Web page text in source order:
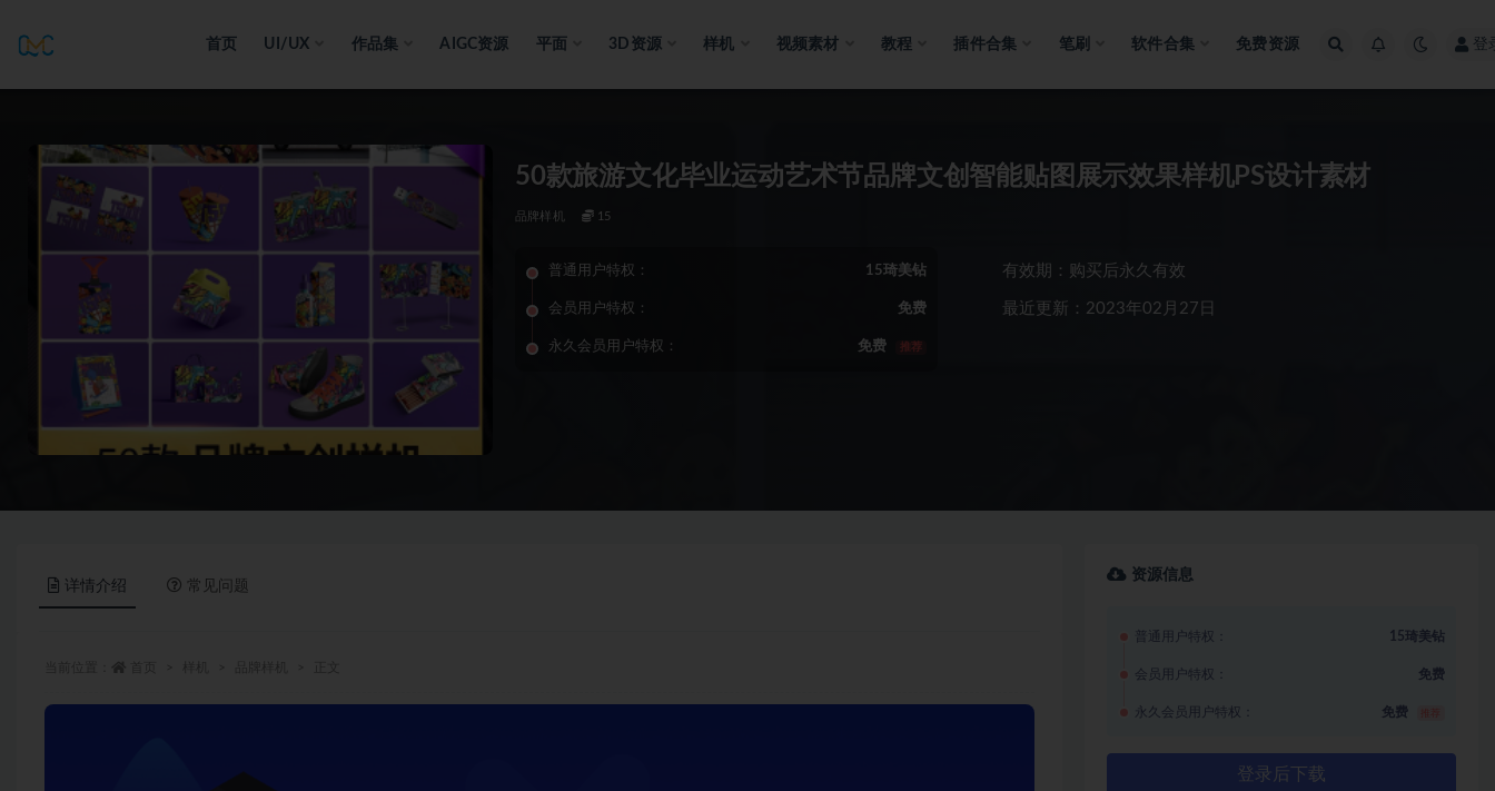
首页 UI/UX 作品集 AIGC资源 平面 3D资源 样机 视频素材 教程 插件合集 笔刷 软件合集 免费资源 登
50款旅游文化毕业运动艺术节品牌文创智能贴图展示效果样机PS设计素材
品牌样机 15
普通用户特权： 15琦美钻
会员用户特权： 免费
永久会员用户特权： 免费 推荐
有效期：购买后永久有效
最近更新：2023年02月27日
详情介绍 常见问题
资源信息
普通用户特权： 15琦美钻
会员用户特权： 免费
永久会员用户特权： 免费
登录后下载